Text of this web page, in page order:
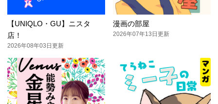
【UNIQLO・GU】ニスタ
店！
2026年08年03日更新
漫画の部屋
2026年07年13日更新